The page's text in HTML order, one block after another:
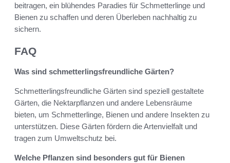
beitragen, ein blühendes Paradies für Schmetterlinge und
Bienen zu schaffen und deren Überleben nachhaltig zu
sichern.
FAQ
Was sind schmetterlingsfreundliche Gärten?
Schmetterlingsfreundliche Gärten sind speziell gestaltete
Gärten, die Nektarpflanzen und andere Lebensräume
bieten, um Schmetterlinge, Bienen und andere Insekten zu
unterstützen. Diese Gärten fördern die Artenvielfalt und
tragen zum Umweltschutz bei.
Welche Pflanzen sind besonders gut für Bienen